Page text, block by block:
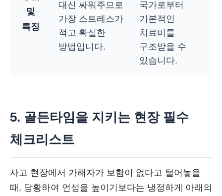
및
특징
대신 싸워주므로
가장 스트레스가
적고 확실한
방법입니다.
국가로부터
기본적인
치료비를
구조받을 수
있습니다.
5. 골든타임을 지키는 현장 필수
체크리스트
사고 현장에서 가해자가 보험이 없다고 털어놓을
때, 당황하여 언성을 높이기보다는 냉정하게 아래의